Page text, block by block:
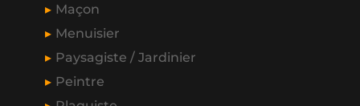
Maçon
Menuisier
Paysagiste / Jardinier
Peintre